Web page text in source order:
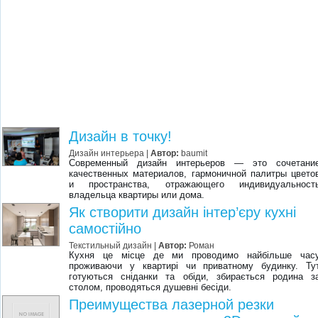
Дизайн в точку!
Дизайн интерьера |Автор: baumit
Современный дизайн интерьеров — это
качественных материалов, гармоничной палитры
и пространства, отражающего
владельца квартиры или дома.
Як створити дизайн інтер’єру кухні
самостійно
Текстильный дизайн |Автор: Роман
Кухня це місце де ми проводимо найбільше
проживаючи у квартирі чи приватному будинку.
готуються сніданки та обіди, збирається родина
столом, проводяться душевні бесіди.
Преимущества лазерной резки